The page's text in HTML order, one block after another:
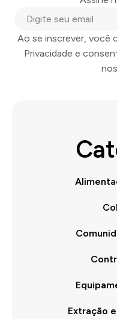
Ao se inscrever, você
Privacidade e
Extração